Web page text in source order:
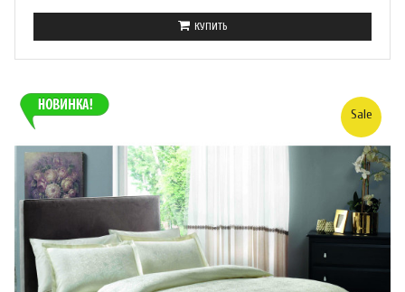
КУПИТЬ
Sale